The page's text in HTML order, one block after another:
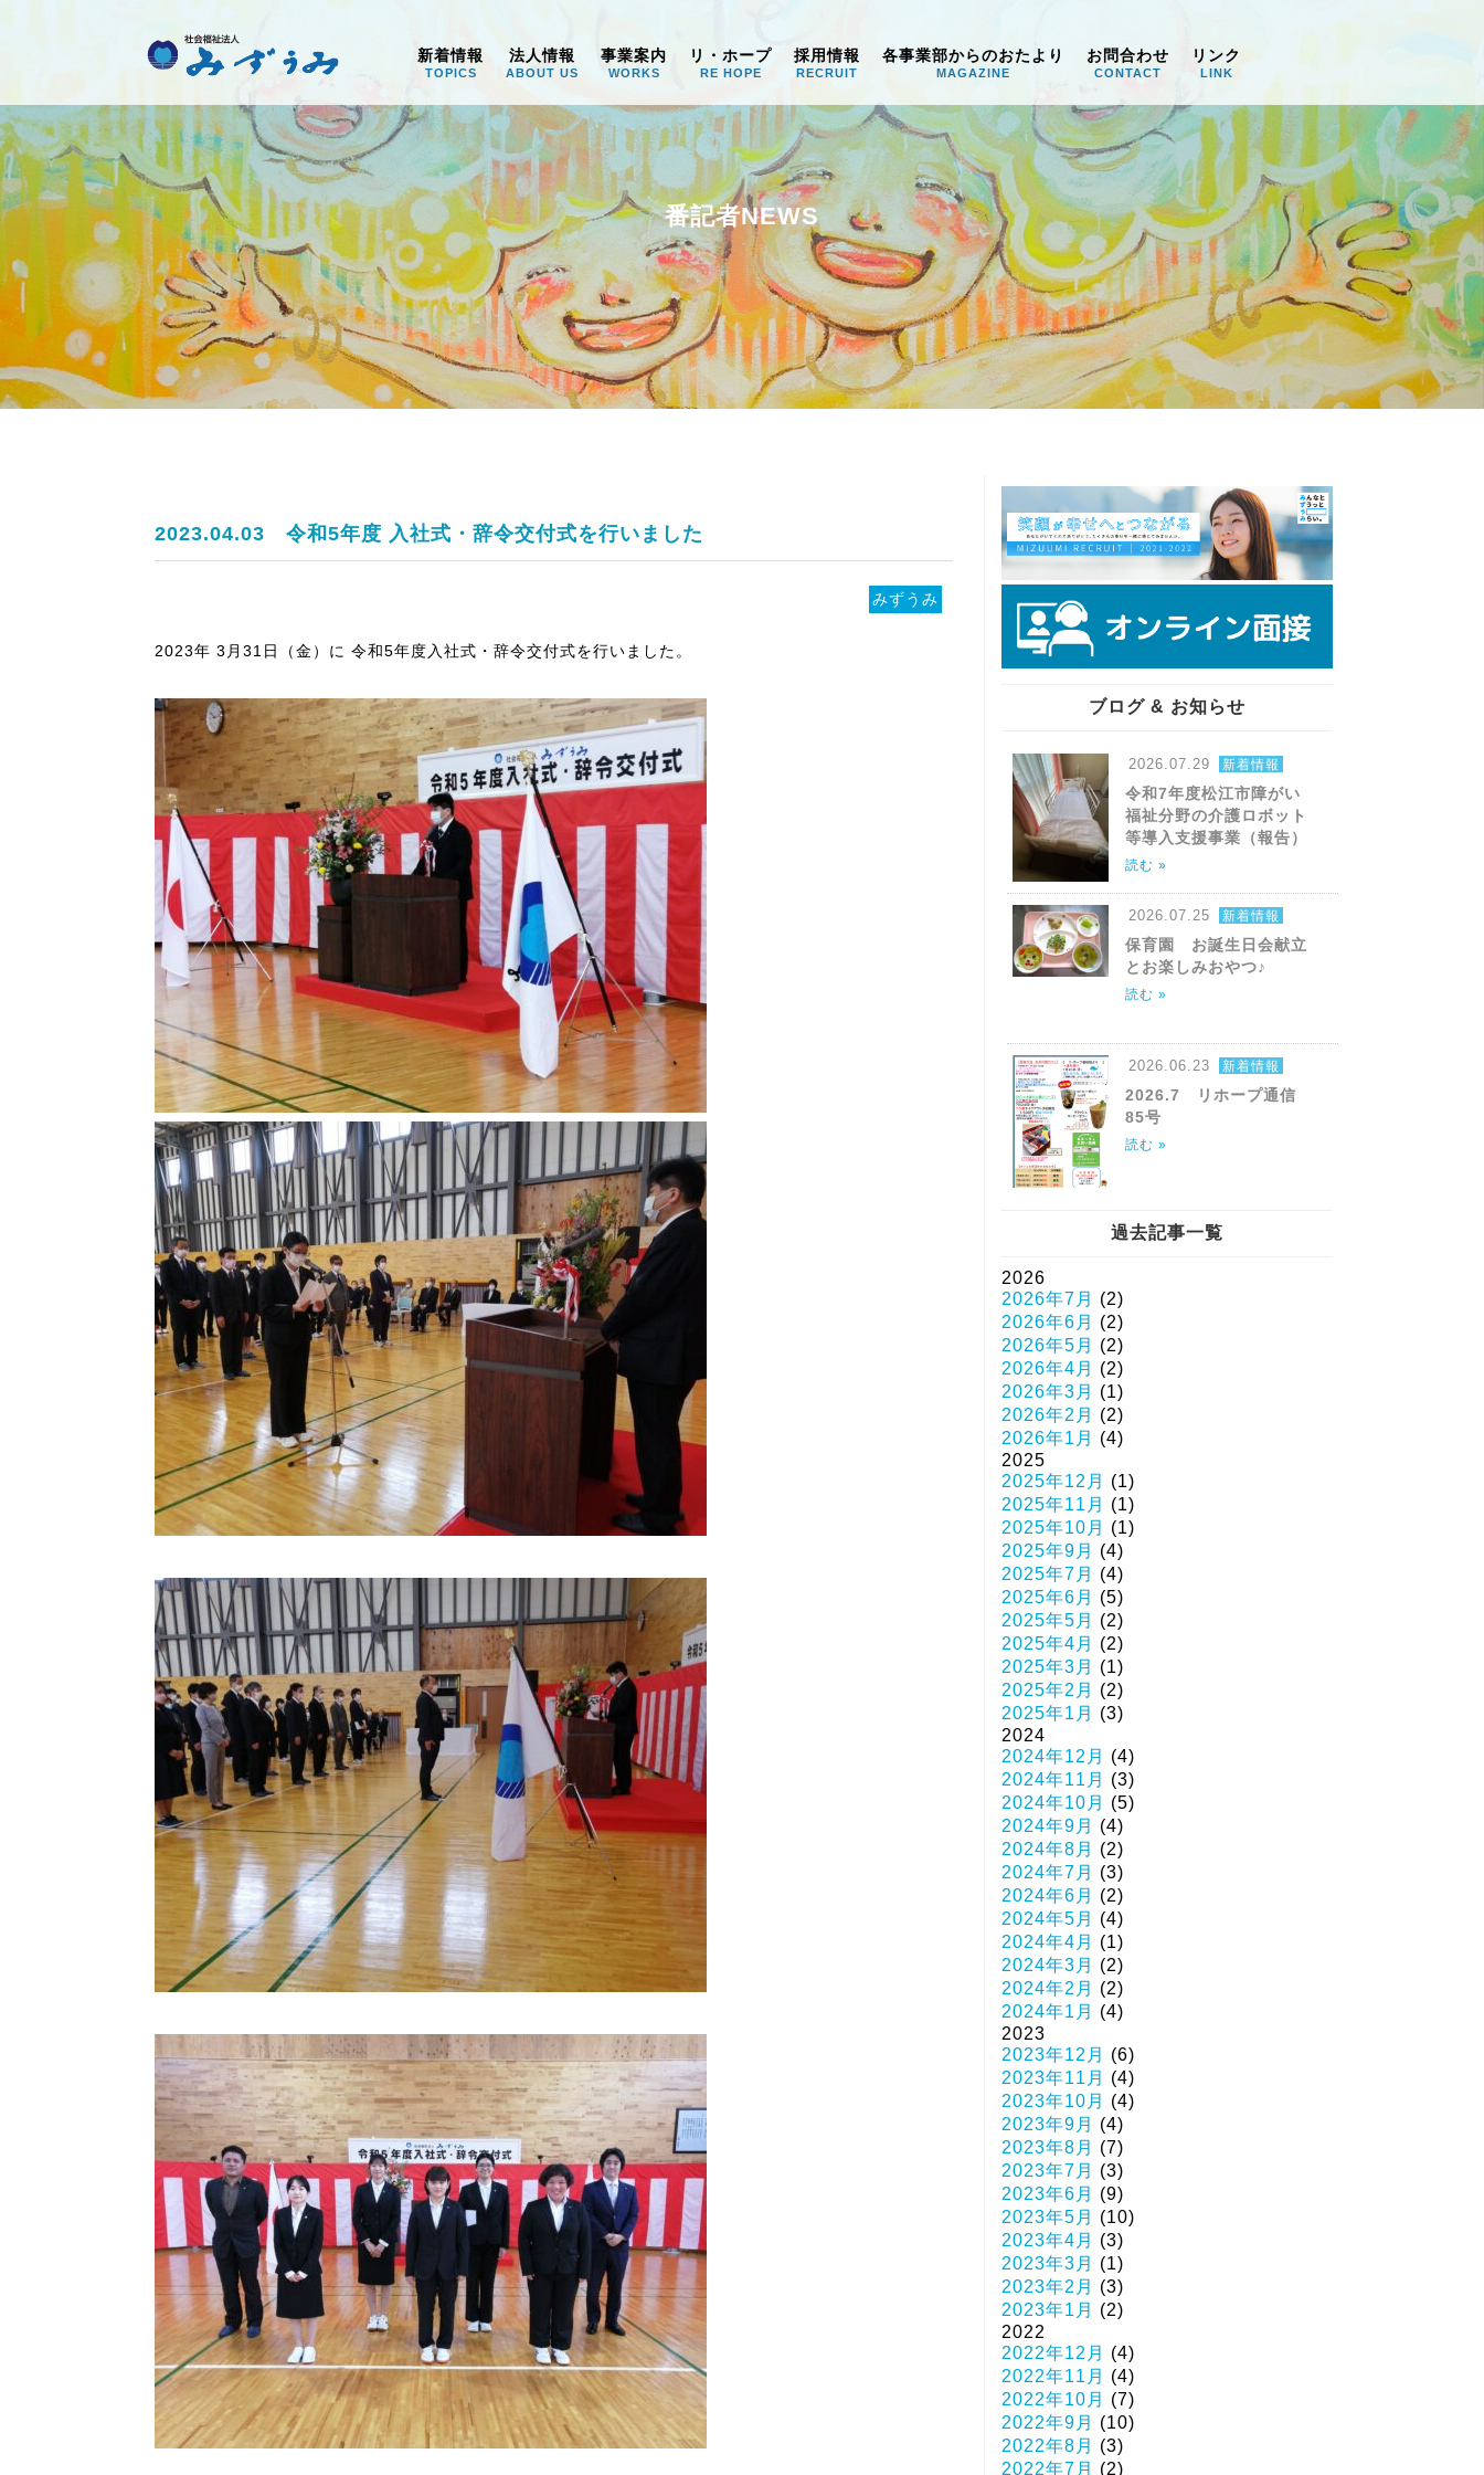
社会福祉法人みずうみ
新着情報
TOPICS
法人情報
ABOUT US
事業案内
WORKS
リ・ホープ
RE HOPE
採用情報
RECRUIT
各事業部からのおたより
MAGAZINE
お問合わせ
CONTACT
リンク
LINK
番記者NEWS
2023.04.03 令和5年度 入社式・辞令交付式を行いました
みずうみ
2023年 3月31日（金）に 令和5年度入社式・辞令交付式を行いました。
ブログ & お知らせ
2026.07.29 新着情報
令和7年度松江市障がい
福祉分野の介護ロボット
等導入支援事業（報告）
読む »
2026.07.25 新着情報
保育園 お誕生日会献立
とお楽しみおやつ♪
読む »
2026.06.23 新着情報
2026.7 リホープ通信
85号
読む »
過去記事一覧
2026
2026年7月
(2)
2026年6月
(2)
2026年5月
(2)
2026年4月
(2)
2026年3月
(1)
2026年2月
(2)
2026年1月
(4)
2025
2025年12月
(1)
2025年11月
(1)
2025年10月
(1)
2025年9月
(4)
2025年7月
(4)
2025年6月
(5)
2025年5月
(2)
2025年4月
(2)
2025年3月
(1)
2025年2月
(2)
2025年1月
(3)
2024
2024年12月
(4)
2024年11月
(3)
2024年10月
(5)
2024年9月
(4)
2024年8月
(2)
2024年7月
(3)
2024年6月
(2)
2024年5月
(4)
2024年4月
(1)
2024年3月
(2)
2024年2月
(2)
2024年1月
(4)
2023
2023年12月
(6)
2023年11月
(4)
2023年10月
(4)
2023年9月
(4)
2023年8月
(7)
2023年7月
(3)
2023年6月
(9)
2023年5月
(10)
2023年4月
(3)
2023年3月
(1)
2023年2月
(3)
2023年1月
(2)
2022
2022年12月
(4)
2022年11月
(4)
2022年10月
(7)
2022年9月
(10)
2022年8月
(3)
2022年7月
(2)